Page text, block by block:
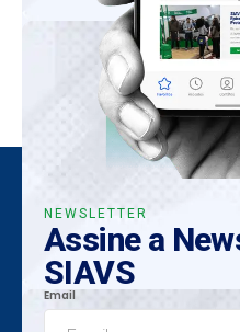
NEWSLETTER
Assine a
SIAVS
Email